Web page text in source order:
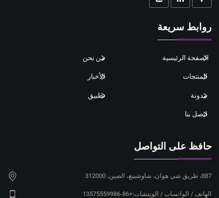
روابط سريعة
الصفحة الرئيسية من نحن
المنتجات الأخبار
مدونة تطبيق
اتصل بنا
حافظ على التواصل
887، طريق شي هوان، شاوشينغ، الصين، 312000
الهاتف / الواتساب / الويتشات:+86-13575559986